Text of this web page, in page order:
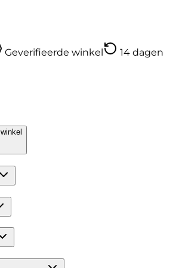
Geverifieerde winkel
14 dagen
winkel